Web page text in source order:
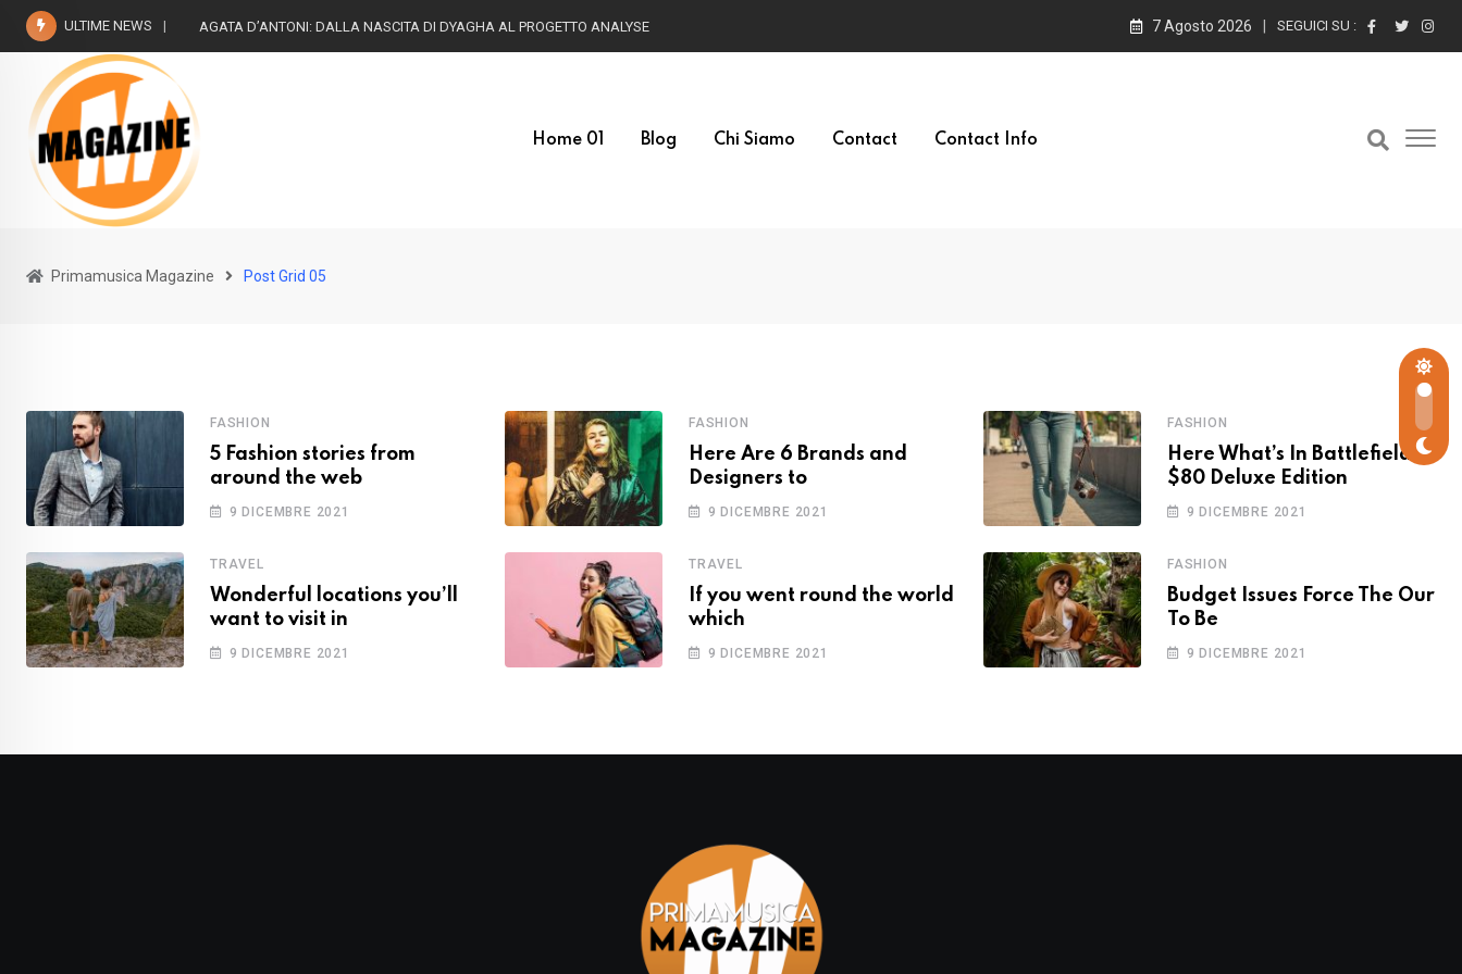
ULTIME NEWS AGATA D’ANTONI: DALLA NASCITA DI DYAGHA AL PROGETTO ANALYSE 7 Agosto 2026 SEGUICI SU :
Home 01 Blog Chi Siamo Contact Contact Info
Primamusica Magazine Post Grid 05
FASHION
5 Fashion stories from
around the web
9 DICEMBRE 2021
FASHION
Here Are 6 Brands and
Designers to
9 DICEMBRE 2021
FASHION
Here What’s In Battlefield
$80 Deluxe Edition
9 DICEMBRE 2021
TRAVEL
Wonderful locations you’ll
want to visit in
9 DICEMBRE 2021
TRAVEL
If you went round the world
which
9 DICEMBRE 2021
FASHION
Budget Issues Force The Our
To Be
9 DICEMBRE 2021